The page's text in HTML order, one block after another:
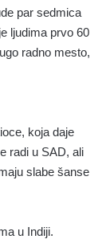
par sedmica
ljudima prvo 60
radno mesto,
koja daje
radi u SAD, ali
slabe šanse
u Indiji.